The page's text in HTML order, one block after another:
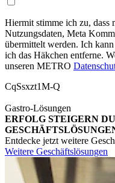
Hiermit stimme ich zu, dass
Nutzungsdaten, Meta
übermittelt werden. Ich
ich das Häkchen entferne.
unseren METRO
CqSsxzt1M-Q
Gastro-Lösungen
ERFOLG STEIGERN
Entdecke jetzt weitere
Weitere Geschäftslösungen